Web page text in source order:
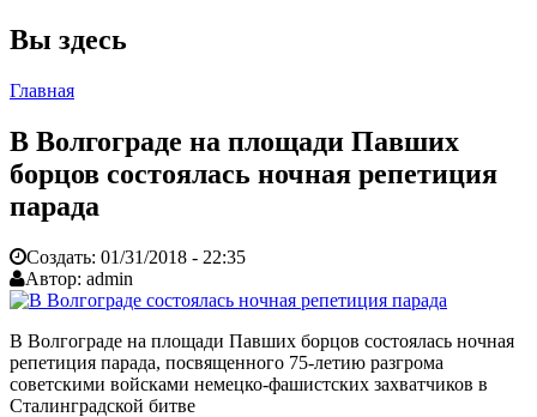
Вы здесь
Главная
В Волгограде на площади Павших
борцов состоялась ночная репетиция
парада
Создать: 01/31/2018 - 22:35
Автор: admin
В Волгограде на площади Павших борцов состоялась ночная
репетиция парада, посвященного 75-летию разгрома
советскими войсками немецко-фашистских захватчиков в
Сталинградской битве